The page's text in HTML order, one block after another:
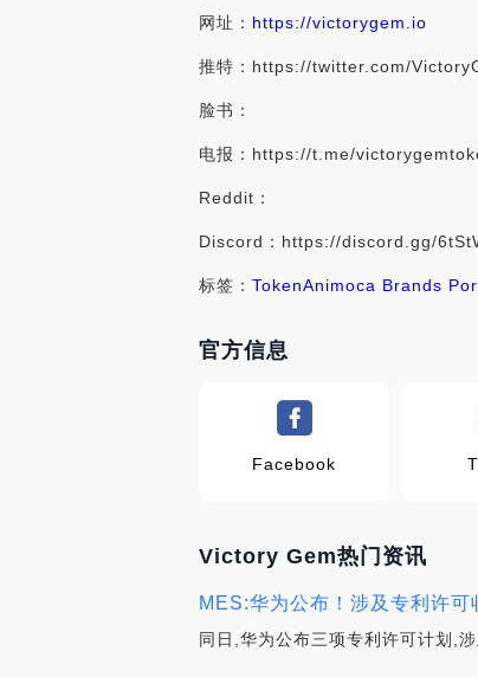
网址： https://victorygem.io
推特：https://twitter.com/
脸书：
电报：https://t.me/
Reddit：
Discord：https://discord.gg/
标签： TokenAnimoca Brands
官方信息
Facebook
Victory Gem热门资讯
MES:华为公布！涉及专利许可
同日,华为公布三项专利许可计划,